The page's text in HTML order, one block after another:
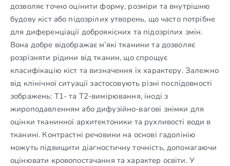
дозволяє точно оцінити форму, розміри та внутрішню
будову кіст або підозрілих утворень, що часто потрібне
для диференціації доброякісних та підозрілих змін.
Вона добре відображає м’які тканини та дозволяє
розрізняти рідини від тканин, що спрощує
класифікацію кіст та визначення їх характеру. Залежно
від клінічної ситуації застосовують різні послідовності
зображень: T1- та T2-вимірювання, іноді з
жироподавленням або дифузійно-вагові знімки для
оцінки тканинної архитектоники та рухливості води в
тканині. Контрастні речовини на основі гадолінію
можуть підвищити діагностичну точність, допомагаючи
оцінювати кровопостачання та характер освіти. У